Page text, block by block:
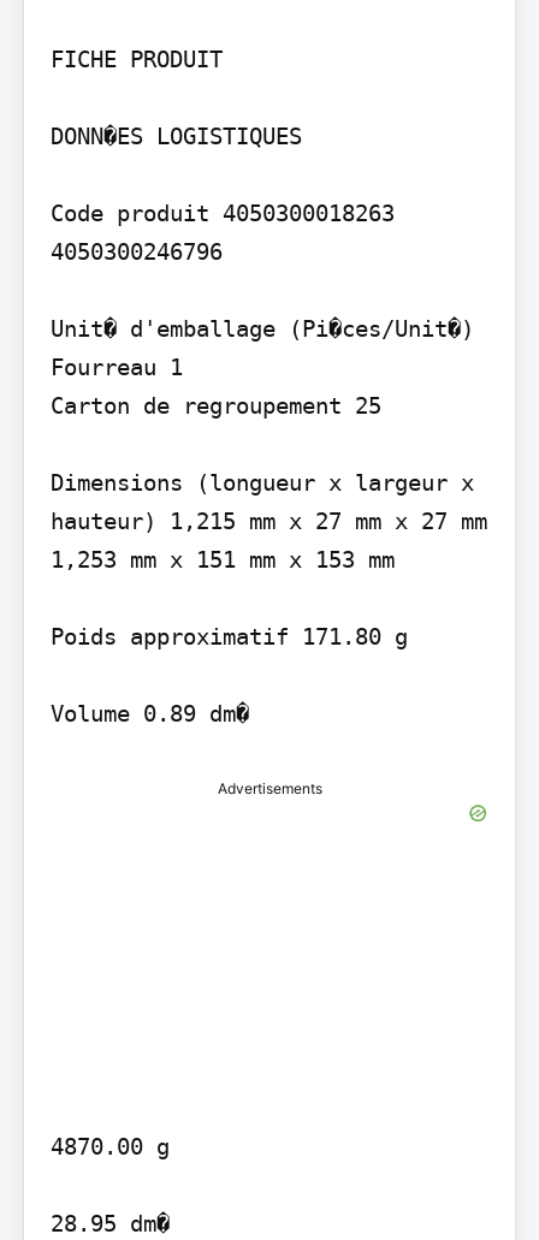
FICHE PRODUIT
DONN�ES LOGISTIQUES
Code produit 4050300018263
4050300246796
Unit� d'emballage (Pi�ces/Unit�)
Fourreau 1
Carton de regroupement 25
Dimensions (longueur x largeur x
hauteur) 1,215 mm x 27 mm x 27 mm
1,253 mm x 151 mm x 153 mm
Poids approximatif 171.80 g
Volume 0.89 dm�
Advertisements
4870.00 g
28.95 dm�